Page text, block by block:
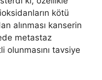
kötü
alınması kanserin
metastaz
olunmasını tavsiye